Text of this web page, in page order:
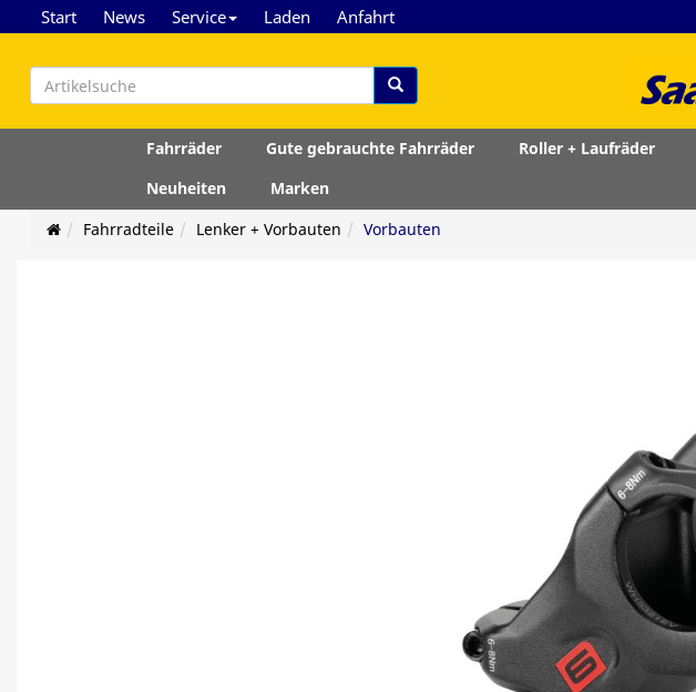
Start News Service Laden Anfahrt
Fahrräder Gute gebrauchte Fahrräder Roller + Laufräder
Neuheiten
Marken
Fahrradteile
Lenker + Vorbauten Vorbauten